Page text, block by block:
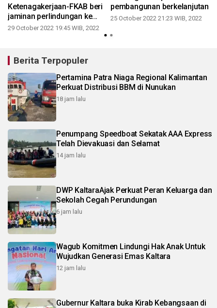
Ketenagakerjaan-FKAB beri
jaminan perlindungan ke
pekerja sosial
29 October 2022 19:45 WIB, 2022
pembangunan berkelanjutan
25 October 2022 21:23 WIB, 2022
Berita Terpopuler
Pertamina Patra Niaga Regional Kalimantan
Perkuat Distribusi BBM di Nunukan
18 jam lalu
Penumpang Speedboat Sekatak AAA Express
Telah Dievakuasi dan Selamat
14 jam lalu
DWP KaltaraAjak Perkuat Peran Keluarga dan
Sekolah Cegah Perundungan
6 jam lalu
Wagub Komitmen Lindungi Hak Anak Untuk
Wujudkan Generasi Emas Kaltara
12 jam lalu
Gubernur Kaltara buka Kirab Kebangsaan di